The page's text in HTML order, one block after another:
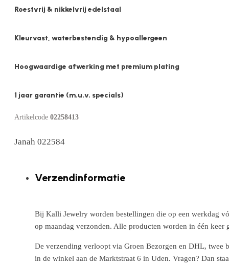
Roestvrij & nikkelvrij edelstaal
Kleurvast, waterbestendig & hypoallergeen
Hoogwaardige afwerking met premium plating
1 jaar garantie (m.u.v. specials)
Artikelcode 02258413
Janah 022584
Verzendinformatie
Bij Kalli Jewelry worden bestellingen die op een werkdag
op maandag verzonden. Alle producten worden in één
De verzending verloopt via Groen Bezorgen en DHL, twee
in de winkel aan de Marktstraat 6 in Uden. Vragen? Dan